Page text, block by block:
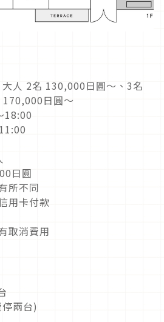
人 2名 130,000日圓～、3名
日圓～
18:00
日圓
所不同
用卡付款
取消費用
兩台)